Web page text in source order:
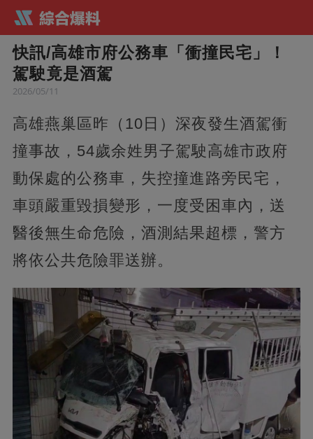
快訊/高雄市府公務車「衝撞民宅」！
駕駛竟是酒駕
2026/05/11
高雄燕巢區昨（10日）深夜發生酒駕衝
撞事故，54歲余姓男子駕駛高雄市政府
動保處的公務車，失控撞進路旁民宅，
車頭嚴重毀損變形，一度受困車內，送
醫後無生命危險，酒測結果超標，警方
將依公共危險罪送辦。